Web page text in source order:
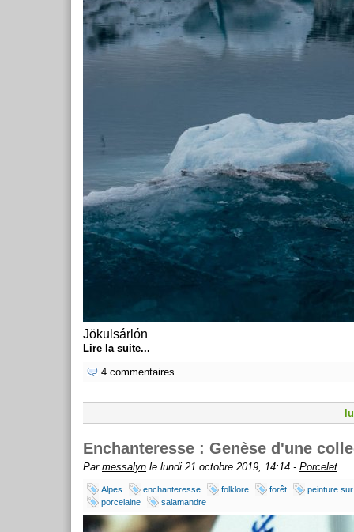
Jökulsárlón
Lire la suite...
4 commentaires
Enchanteresse : Genèse d'une
Par messalyn le lundi 21 octobre 2019, 14:14 - Porcelet
Alpes enchanteresse folklore forêt
peinture
porcelaine
salamandre